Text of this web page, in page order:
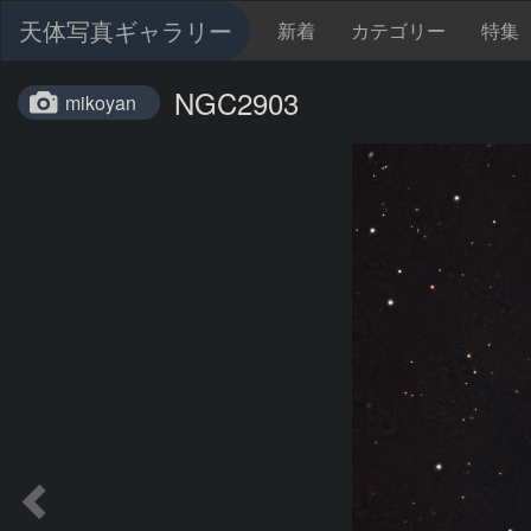
天体写真ギャラリー 新着 カテゴリー 特集
mikoyan NGC2903